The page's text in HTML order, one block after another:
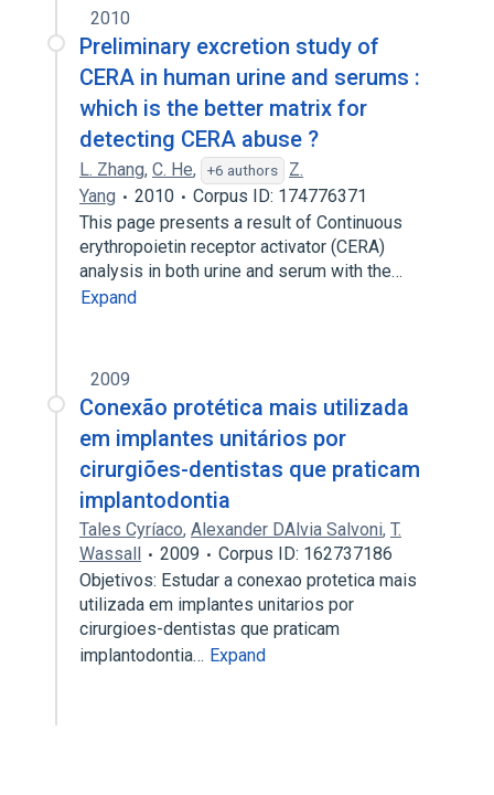
2010
Preliminary excretion study of
CERA in human urine and serums :
which is the better matrix for
detecting CERA abuse ?
L. Zhang, C. He, +6 authors
Z.
Yang
2010
Corpus ID: 174776371
This page presents a result of Continuous
erythropoietin receptor activator (CERA)
analysis in both urine and serum with the…
Expand
2009
Conexão protética mais utilizada
em implantes unitários por
cirurgiões-dentistas que praticam
implantodontia
Tales Cyríaco, Alexander DAlvia Salvoni, T.
Wassall
2009
Corpus ID: 162737186
Objetivos: Estudar a conexao protetica mais
utilizada em implantes unitarios por
cirurgioes-dentistas que praticam
implantodontia… Expand